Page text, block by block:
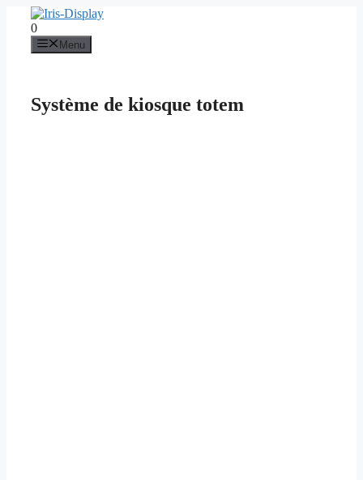
contenu
0
Menu
Système de kiosque totem